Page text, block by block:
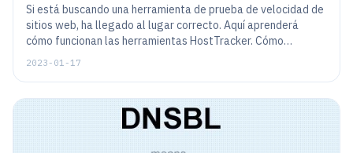
Si está buscando una herramienta de prueba de velocidad de
sitios web, ha llegado al lugar correcto. Aquí aprenderá
cómo funcionan las herramientas HostTracker. Cómo
comprobar la velocidad de carga del sitio: versión de
2023-01-17